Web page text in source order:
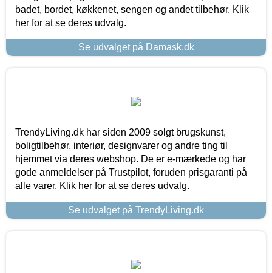
badet, bordet, køkkenet, sengen og andet tilbehør. Klik
her for at se deres udvalg.
Se udvalget på Damask.dk
TrendyLiving.dk har siden 2009 solgt brugskunst,
boligtilbehør, interiør, designvarer og andre ting til
hjemmet via deres webshop. De er e-mærkede og har
gode anmeldelser på Trustpilot, foruden prisgaranti på
alle varer. Klik her for at se deres udvalg.
Se udvalget på TrendyLiving.dk